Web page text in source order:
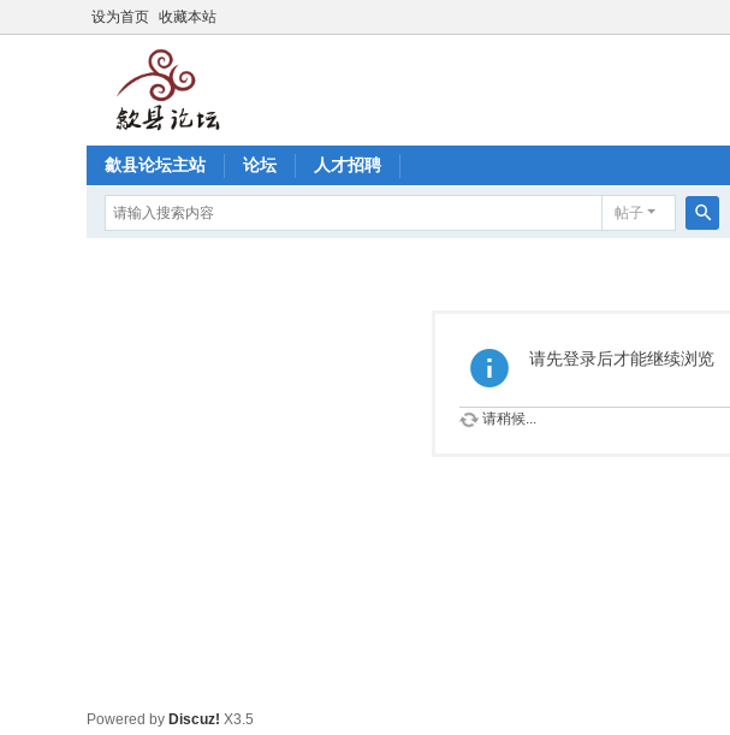
设为首页 收藏本站
歙县论坛主站 论坛 人才招聘
帖子
请先登录后才能继续浏览
请稍候...
Powered by Discuz! X3.5